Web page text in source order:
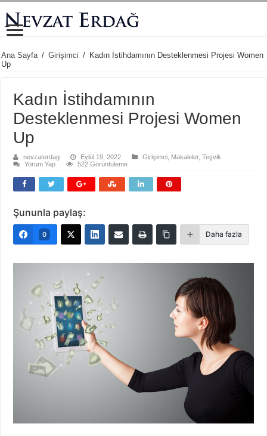
Ana Sayfa / Girişimci / Kadın İstihdamının Desteklenmesi Projesi Women
Up
Kadın İstihdamının
Desteklenmesi Projesi Women
Up
nevzaterdag Eylül 19, 2022 Girişimci Makaleler,Teşvik
Yorum Yap
522 Görüntüleme
Şununla paylaş:
0 Daha fazla